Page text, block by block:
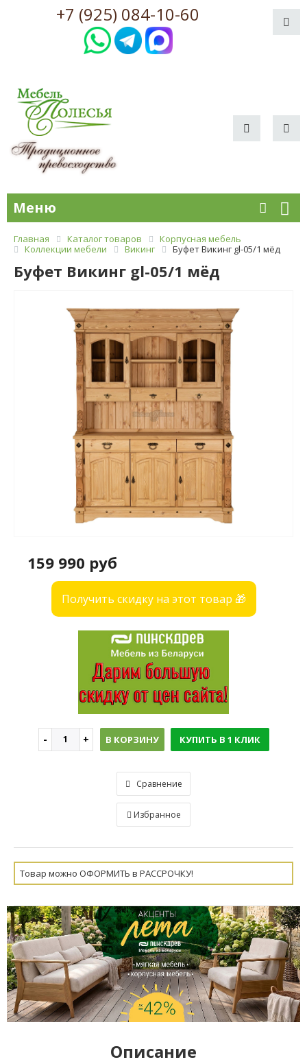
+7 (925) 084-10-60
Меню
Главная Каталог товаров
Корпусная мебель
Коллекции мебели
Викинг Буфет Викинг gl-05/1 мёд
Буфет Викинг gl-05/1 мёд
159 990 руб
Получить скидку на этот товар 🎁
В КОРЗИНУ КУПИТЬ В 1 КЛИК
Сравнение
Избранное
Товар можно ОФОРМИТЬ в РАССРОЧКУ!
Описание